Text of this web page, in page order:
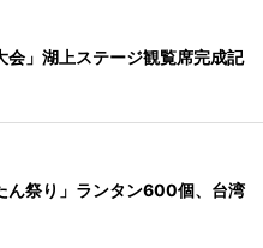
会」湖上ステージ観覧席完成記
ん祭り」ランタン600個、台湾